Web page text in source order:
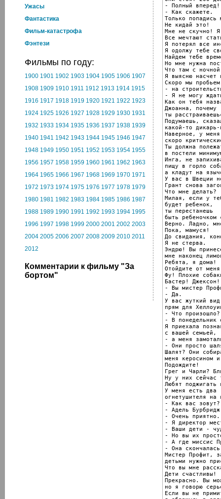
Ужасы
Фантастика
Фильм-катастрофа
Фэнтези
Фильмы по году:
1900 1901 1902 1903 1904 1905 1906 1907
1908 1909 1910 1911 1912 1913 1914 1915
1916 1917 1918 1919 1920 1921 1922 1923
1924 1925 1926 1927 1928 1929 1930 1931
1932 1933 1934 1935 1936 1937 1938 1939
1940 1941 1942 1943 1944 1945 1946 1947
1948 1949 1950 1951 1952 1953 1954 1955
1956 1957 1958 1959 1960 1961 1962 1963
1964 1965 1966 1967 1968 1969 1970 1971
1972 1973 1974 1975 1976 1977 1978 1979
1980 1981 1982 1983 1984 1985 1986 1987
1988 1989 1990 1991 1992 1993 1994 1995
1996 1997 1998 1999 2000 2001 2002 2003
2004 2005 2006 2007 2008 2009 2010 2011
2012
Комментарии к фильму "За
бортом"
- Полный вперед!
- Как скажете.
Только
Не кидай это!
Мне не скучно! Я
Все мечтают
Я потерял все
Я одолжу тебе
Найдем тебе
Но мне нужна
Что там с ночной
Я выясню насчет
Скоро мы
- на
- Я не могу
Как он тебя
Джоанна, почему
ты
Подумаешь,
какой-то
Наверное, у меня
скоро
Ты должна
в постели
Инга, не
пищу в горло
а кладут на
У вас в Швеции
Грант снова
Что мне делать?
Милая, если у
будет ребенок,
ты перестанешь
быть ребеночком
Верно. Ладно,
Пока, мамуся!
До свидания,
Я не стерва.
Эндрю! Вы
мне наконец
Ребята, я дома!
Отойдите от
Фу! Плохие
Бастер!
- Вы мистер
- Да.
У вас жуткий
прям для
- Что произошло?
- В понедельник
Я приехала
с вашей семьей,
- а меня
- Они просто
Шалят? Они
меня керосином
Подождите!
Грег и Чарли?
Ну у них сейчас
Любят поджигать
У меня есть два
огнетушителя на
- Как вас зовут?
- Адель
- Очень приятно.
- Я директор
- Ваши дети -
- Но вы их
- А где миссис
- Она
Мистер Профит,
детьми нужно
Что вы мне
Дети счастливы!
Прекрасно. Вы
но я говорю
Если вы не